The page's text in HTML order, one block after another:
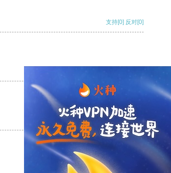
支持[0] 反对[0]
支持 [0] 反对 [0]
支持